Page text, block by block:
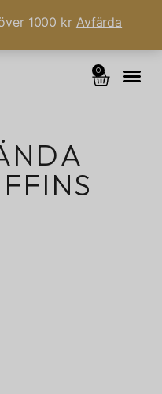
1000 kr Avfärda
0